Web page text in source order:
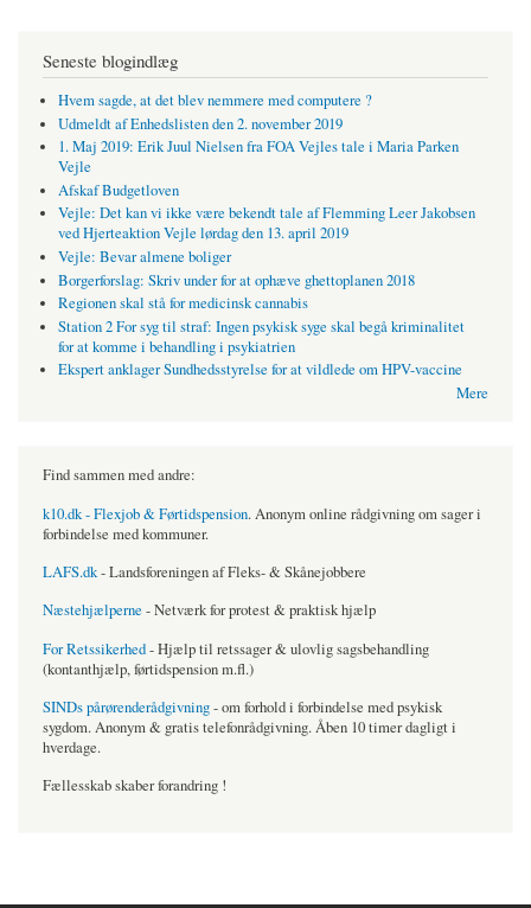
Seneste blogindlæg
Hvem sagde, at det blev nemmere med computere ?
Udmeldt af Enhedslisten den 2. november 2019
1. Maj 2019: Erik Juul Nielsen fra FOA Vejles tale i Maria Parken
Vejle
Afskaf Budgetloven
Vejle: Det kan vi ikke være bekendt tale af Flemming Leer Jakobsen
ved Hjerteaktion Vejle lørdag den 13. april 2019
Vejle: Bevar almene boliger
Borgerforslag: Skriv under for at ophæve ghettoplanen 2018
Regionen skal stå for medicinsk cannabis
Station 2 For syg til straf: Ingen psykisk syge skal begå kriminalitet
for at komme i behandling i psykiatrien
Ekspert anklager Sundhedsstyrelse for at vildlede om HPV-vaccine
Mere
Find sammen med andre:
k10.dk - Flexjob & Førtidspension. Anonym online rådgivning om sager i
forbindelse med kommuner.
LAFS.dk- Landsforeningen af Fleks- & Skånejobbere
Næstehjælperne - Netværk for protest & praktisk hjælp
For Retssikerhed- Hjælp til retssager & ulovlig sagsbehandling
(kontanthjælp, førtidspension m.fl.)
SINDs pårørenderådgivning- om forhold i forbindelse med psykisk
sygdom. Anonym & gratis telefonrådgivning. Åben 10 timer dagligt i
hverdage.
Fællesskab skaber forandring !